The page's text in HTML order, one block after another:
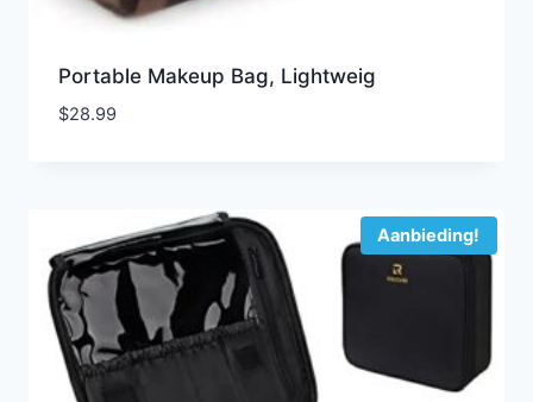
Portable Makeup Bag, Lightweig
$28.99
Aanbieding!